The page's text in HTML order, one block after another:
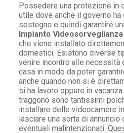
Possedere una protezione in
utile dove anche il governo
sostegno e quindi garantire
Impianto Videosorveglianza
che viene installato
domestici. Esistono diverse
venire incontro alle necessità
casa in modo da poter
anche quando non si è
si ha lavoro oppure in
traggono sono tantissimi
installare delle videocamere
lasciare una sorta di
eventuali malintenzionati.